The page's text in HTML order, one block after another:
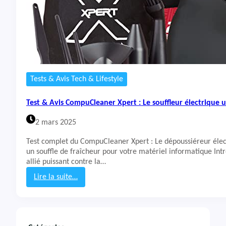
Tests & Avis Tech & Lifestyle
Test & Avis CompuCleaner Xpert : Le souffleur électrique
2 mars 2025
Test complet du CompuCleaner Xpert : Le dépoussiéreur
un souffle de fraîcheur pour votre matériel informatique
allié puissant contre la…
Lire la suite…
: